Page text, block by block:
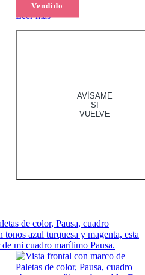
Vendido
Leer más
AVÍSAME
SI
VUELVE